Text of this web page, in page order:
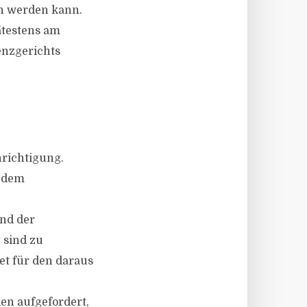
werden kann.
am
der
sind zu
für den daraus
aufgefordert,